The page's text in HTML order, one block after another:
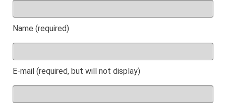
Name (required)
E-mail (required, but will not display)